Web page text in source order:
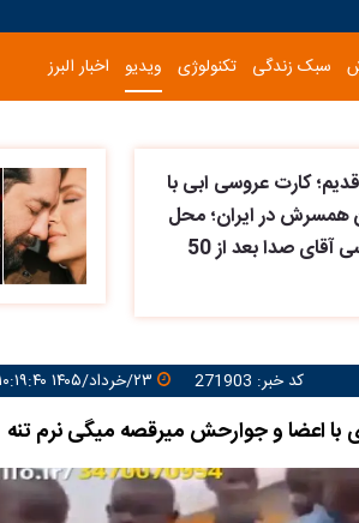
سبک زندگی تکنولوژی ویدیو اخبار البرز
کارت عروسی ابی با
همسرش در ایران؛ محل
عروسی آقای صدا بعد از 50
کد خبر: 271903
با اعضا و جوارحش میرقصه میگی نرم تنه